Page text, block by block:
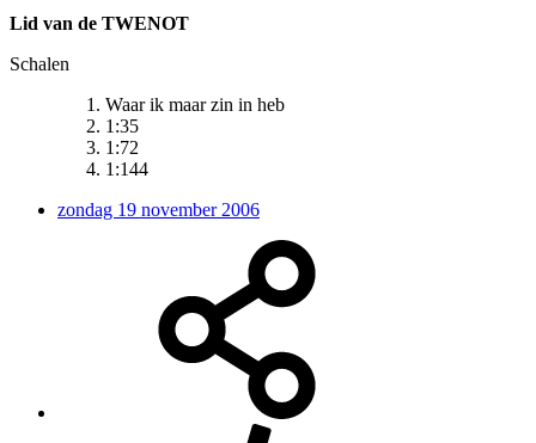
Lid van de TWENOT
Schalen
Waar ik maar zin in heb
1:35
1:72
1:144
zondag 19 november 2006